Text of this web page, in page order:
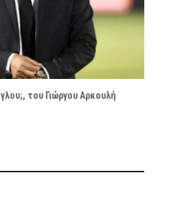
του Γιώργου Αρκουλή